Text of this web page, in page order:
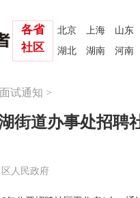
北京 上海
山东
湖北
湖南 河南
各省
社区
面试通知 >
街道办事处招聘
人民政府